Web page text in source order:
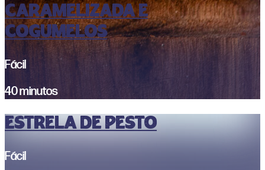
CARAMELIZADA E
COGUMELOS
Fácil
40 minutos
ESTRELA DE PESTO
Fácil